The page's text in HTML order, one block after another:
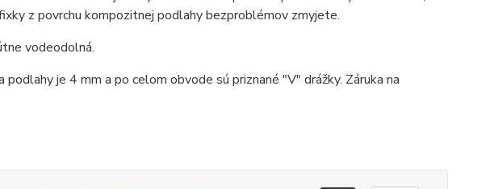
z povrchu kompozitnej podlahy bezproblémov zmyjete.
vodeodolná.
je 4 mm a po celom obvode sú priznané "V" drážky. Záruka na